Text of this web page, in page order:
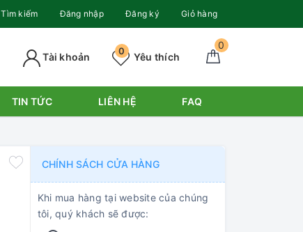
Tìm kiếm Đăng nhập Đăng ký Giỏ hàng
0
Yêu thích
0
Tài khoản
TIN TỨC LIÊN HỆ FAQ
CHÍNH SÁCH CỬA HÀNG
Khi mua hàng tại website của chúng
tôi, quý khách sẽ được: